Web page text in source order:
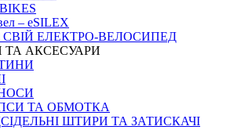
– eSILEX
ЕЛЕКТРО-ВЕЛОСИПЕД
АКСЕСУАРИ
ТА ОБМОТКА
ШТИРИ ТА ЗАТИСКАЧІ